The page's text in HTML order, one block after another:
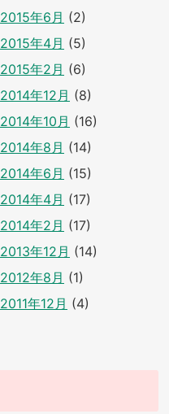
2015年6月 (2)
2015年4月 (5)
2015年2月 (6)
2014年12月 (8)
2014年10月 (16)
2014年8月 (14)
2014年6月 (15)
2014年4月 (17)
2014年2月 (17)
2013年12月 (14)
2012年8月 (1)
2011年12月 (4)